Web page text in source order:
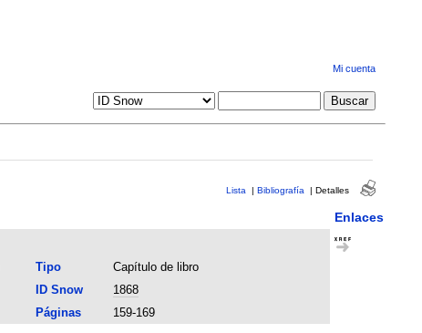
Mi cuenta
Lista | Bibliografía | Detalles
Enlaces
Tipo
Capítulo de libro
ID Snow
1868
Páginas
159-169